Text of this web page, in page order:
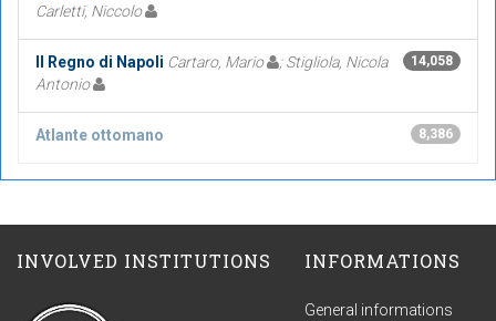
Carletti, Niccolo
14,058
Il Regno di Napoli Cartaro, Mario
; Stigliola, Nicola
Antonio
8,386
Atlante ottomano
INVOLVED INSTITUTIONS INFORMATIONS
General informations